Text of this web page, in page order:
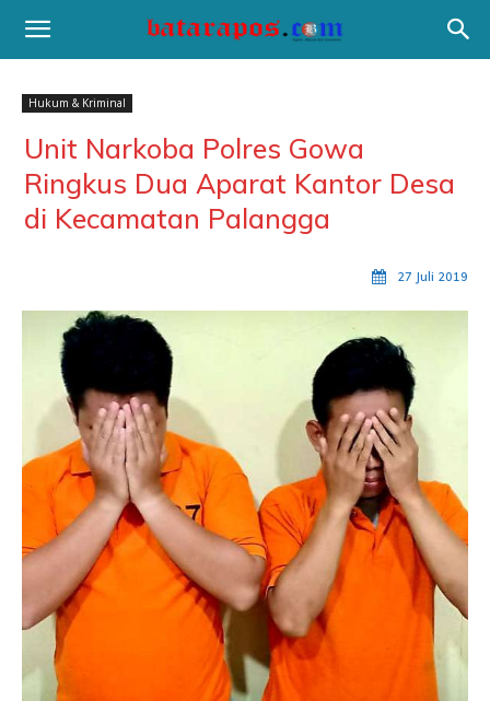
Hukum & Kriminal
Unit Narkoba Polres Gowa
Ringkus Dua Aparat Kantor Desa
di Kecamatan Palangga
27 Juli 2019